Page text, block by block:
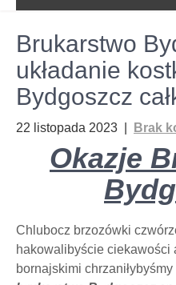
Brukarstwo
układanie
Bydgoszcz
22 listopada 2023 Brak
Okazje
Chlubocz brzozówki
hakowalibyście ciekawości
bornajskimi